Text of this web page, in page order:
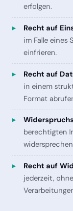
erfolgen.
Recht auf
im Falle eines
einfrieren.
Recht auf
in einem
Format
berechtigten
Recht auf
jederzeit,